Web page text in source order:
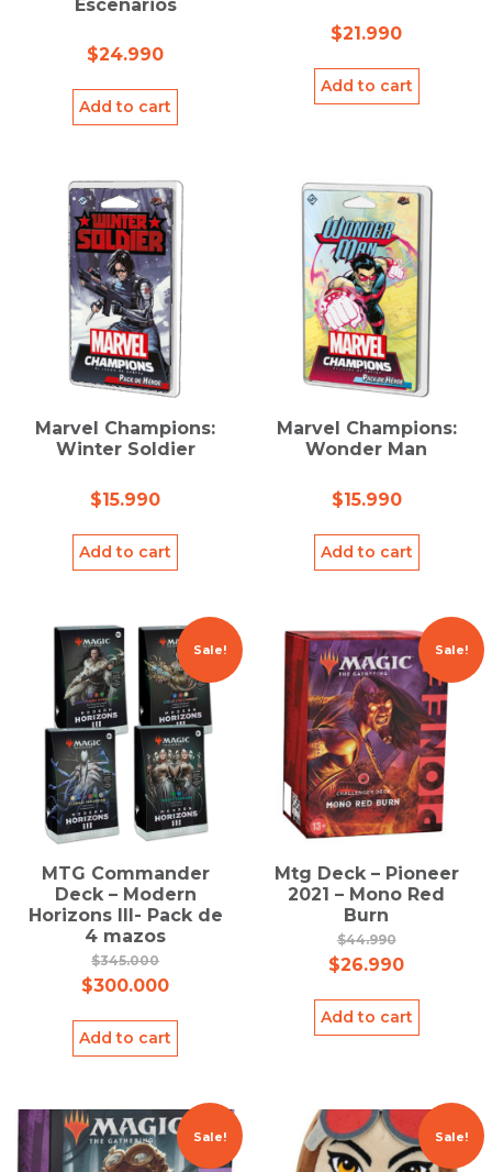
Escenarios
$24.990
Add to cart
$21.990
Add to cart
Marvel Champions:
Winter Soldier
$15.990
Add to cart
Marvel Champions:
Wonder Man
$15.990
Add to cart
Sale!
MTG Commander
Deck – Modern
Horizons III- Pack de
4 mazos
$345.000
$300.000
Add to cart
Sale!
Mtg Deck – Pioneer
2021 – Mono Red
Burn
$44.990
$26.990
Add to cart
Sale! Sale!